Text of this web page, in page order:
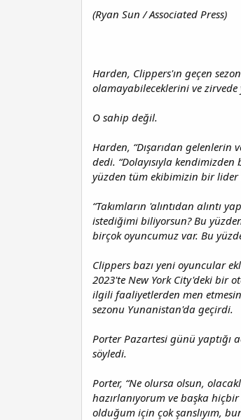
(Ryan Sun / Associated Press)
Harden, Clippers'ın geçen
olamayabileceklerini ve
O sahip değil.
Harden, “Dışarıdan
dedi. “Dolayısıyla
yüzden tüm ekibimizin bir lider
“Takımların 'alıntıdan alıntı
istediğimi biliyorsun? Bu
birçok oyuncumuz var. Bu
Clippers bazı yeni oyuncular
2023'te New York City'deki bir
ilgili faaliyetlerden men
sezonu Yunanistan'da geçirdi.
Porter Pazartesi günü yaptığı
söyledi.
Porter, “Ne olursa olsun,
hazırlanıyorum ve başka
olduğum için çok şanslıyım,